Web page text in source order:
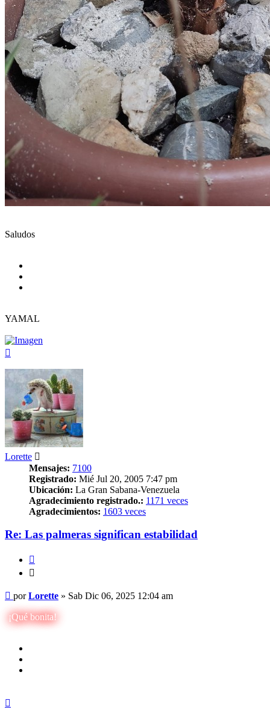
Saludos
YAMAL
Lorette
Mensajes: 7100
Registrado: Mié Jul 20, 2005 7:47 pm
Ubicación: La Gran Sabana-Venezuela
Agradecimiento registrado.: 1171 veces
Agradecimientos: 1603 veces
Re: Las palmeras significan estabilidad
Mensaje
porLorette » Sab Dic 06, 2025 12:04 am
¡Qué bonita!